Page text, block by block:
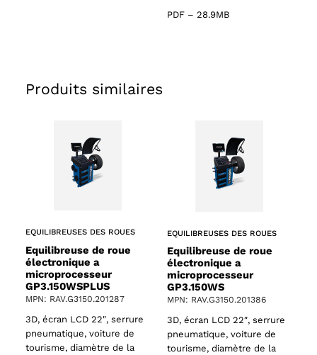
PDF – 28.9MB
Produits similaires
EQUILIBREUSES DES ROUES
Equilibreuse de roue
électronique a
microprocesseur
GP3.150WSPLUS
MPN: RAV.G3150.201287
3D, écran LCD 22″, serrure
pneumatique, voiture de
tourisme, diamètre de la
EQUILIBREUSES DES ROUES
Equilibreuse de roue
électronique a
microprocesseur
GP3.150WS
MPN: RAV.G3150.201386
3D, écran LCD 22″, serrure
pneumatique, voiture de
tourisme, diamètre de la